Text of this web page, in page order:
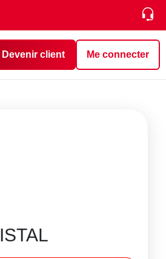
Devenir client Me connecter